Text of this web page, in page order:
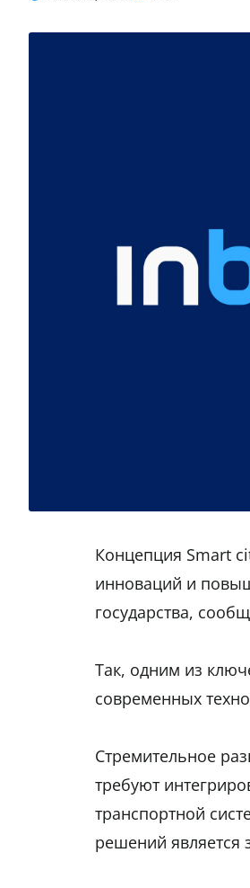
Концепция Smart
инноваций и
государства,
Так, одним из
современных
Стремительное
требуют
транспортной
решений является